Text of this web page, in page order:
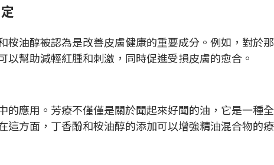
桉油醇被認為是改善皮膚健康的重要成分。例如，對於
以幫助減輕紅腫和刺激，同時促進受損皮膚的愈合。
的應用。芳療不僅僅是關於聞起來好聞的油，它是一種
這方面，丁香酚和桉油醇的添加可以增強精油混合物的